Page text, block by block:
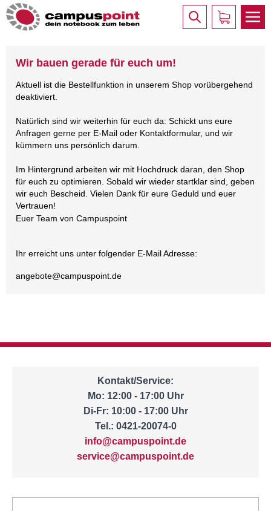
Wir bauen gerade für euch um!
Aktuell ist die Bestellfunktion in unserem Shop vorübergehend
deaktiviert.
Natürlich sind wir weiterhin für euch da: Schickt uns eure
Anfragen gerne per E-Mail oder Kontaktformular, und wir
kümmern uns persönlich darum.
Im Hintergrund arbeiten wir mit Hochdruck daran, den Shop
für euch zu optimieren. Sobald wir wieder startklar sind, geben
wir euch Bescheid. Vielen Dank für eure Geduld und euer
Vertrauen!
Euer Team von Campuspoint
Ihr erreicht uns unter folgender E-Mail Adresse:
angebote@campuspoint.de
Kontakt/Service:
Mo: 12:00 - 17:00 Uhr
Di-Fr: 10:00 - 17:00 Uhr
Tel.: 0421-20074-0
info@campuspoint.de
service@campuspoint.de